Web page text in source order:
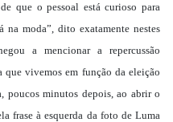
que o pessoal está curioso para
moda”, dito exatamente nestes
a mencionar a repercussão
vivemos em função da eleição
poucos minutos depois, ao abrir o
frase à esquerda da foto de Luma